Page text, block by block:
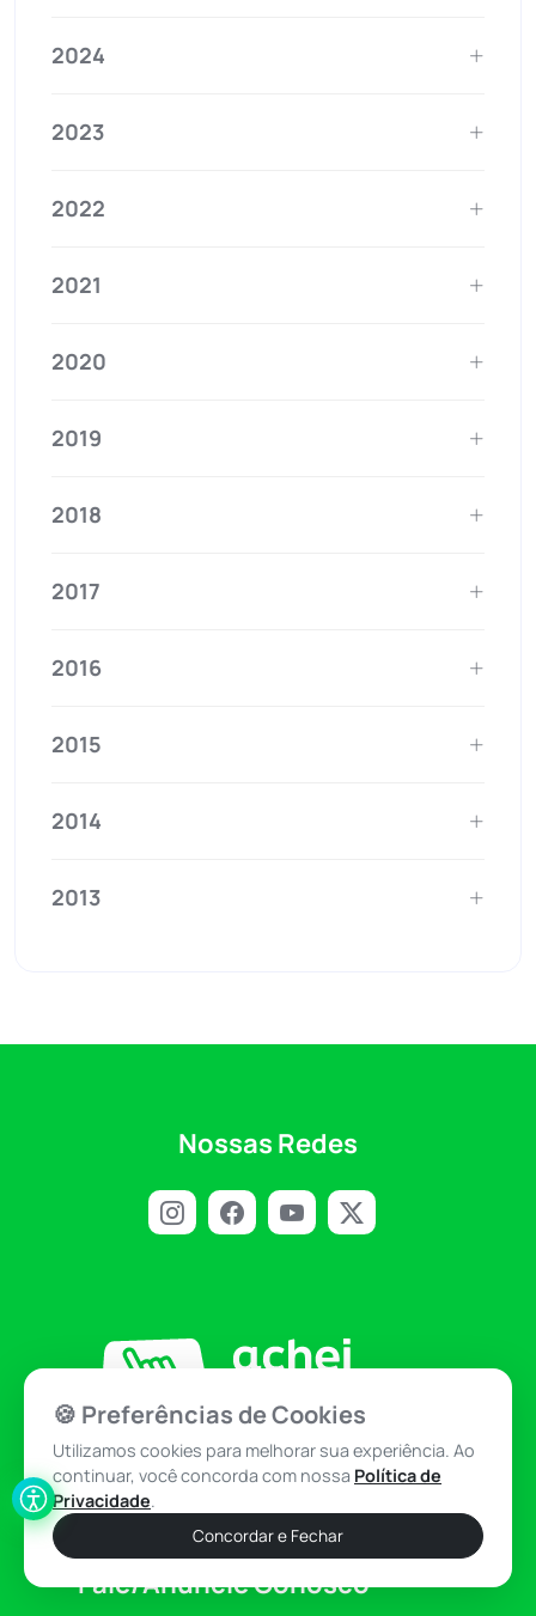
2024
2023
2022
2021
2020
2019
2018
2017
2016
2015
2014
2013
Nossas Redes
A informação com credibilidade!
Fale/Anuncie Conosco
🍪 Preferências de Cookies
Utilizamos cookies para melhorar sua experiência. Ao
continuar, você concorda com nossa Política de
Privacidade.
Concordar e Fechar